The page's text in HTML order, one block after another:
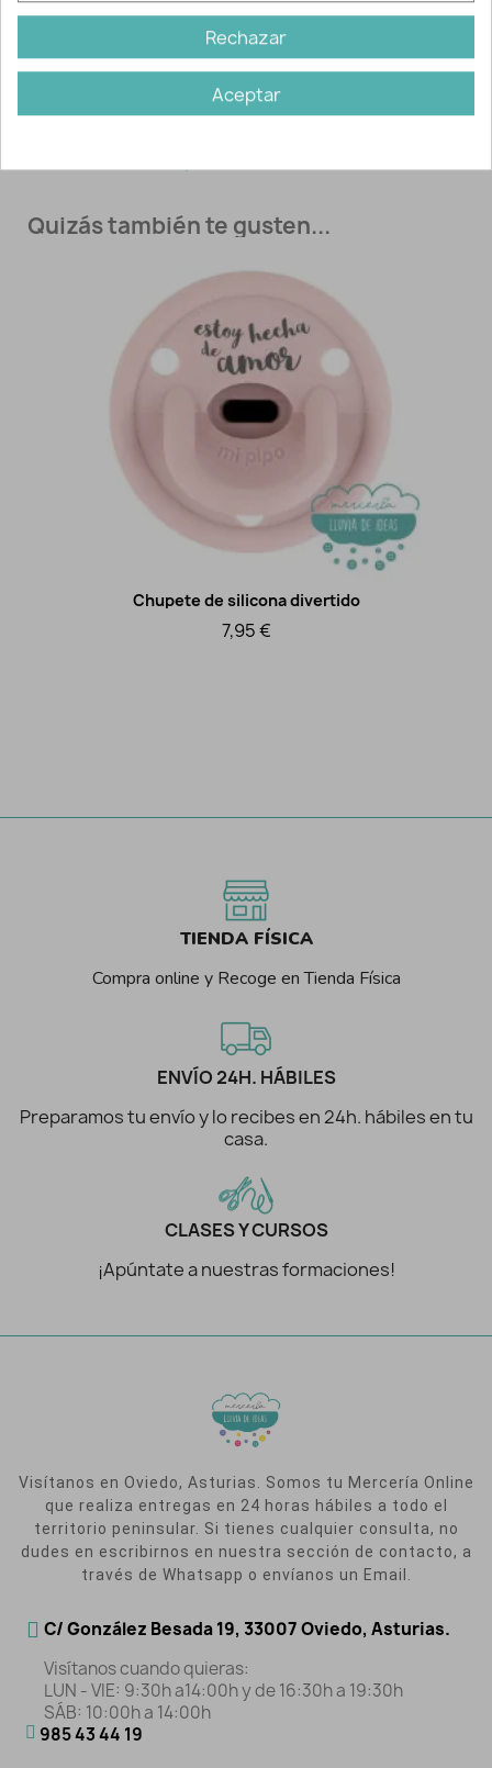
Información adicional
Quizás también te gusten...
Vista rápida
Chupete de silicona divertido
7,95 €
TIENDA FÍSICA
Compra online y Recoge en Tienda Física
ENVÍO 24H. HÁBILES
Preparamos tu envío y lo recibes en 24h. hábiles en tu
casa.
CLASES Y CURSOS
¡Apúntate a nuestras formaciones!
Visítanos en Oviedo, Asturias. Somos tu Mercería Online
que realiza entregas en 24 horas hábiles a todo el
territorio peninsular. Si tienes cualquier consulta, no
dudes en escribirnos en nuestra sección de contacto, a
través de Whatsapp o envíanos un Email.
C/ González Besada 19, 33007 Oviedo, Asturias.
Visítanos cuando quieras:
LUN - VIE: 9:30h a14:00h y de 16:30h a 19:30h
SÁB: 10:00h a 14:00h
985 43 44 19
Rechazar
Aceptar